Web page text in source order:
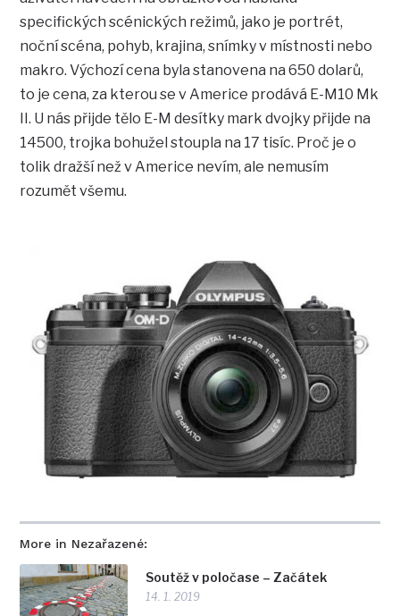
More in Nezařazené:
Soutěž v poločase – Začátek
14. 1. 2019
specifických scénických režimů, jako je portrét,
noční scéna, pohyb, krajina, snímky v místnosti nebo
makro. Výchozí cena byla stanovena na 650 dolarů,
to je cena, za kterou se v Americe prodává E-M10 Mk
II. U nás přijde tělo E-M desítky mark dvojky přijde na
14500, trojka bohužel stoupla na 17 tisíc. Proč je o
tolik dražší než v Americe nevím, ale nemusím
rozumět všemu.